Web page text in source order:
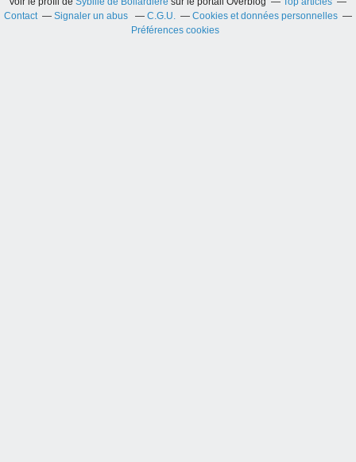
Contact
Signaler un abus C.G.U.
Cookies et données personnelles
Préférences cookies